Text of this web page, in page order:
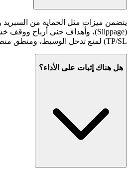
يتضمن ميزات مثل الحماية من السبريد
TP/SL) لمنع تدخل الوسيط، ومنطق متطور لاسترداد الخسائر.
هل هناك إثبات على الأداء؟